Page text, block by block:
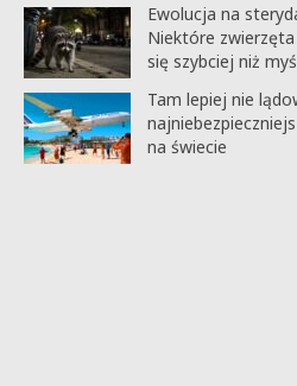
Ewolucja na
Niektóre
się szybciej niż
Tam lepiej nie
na świecie